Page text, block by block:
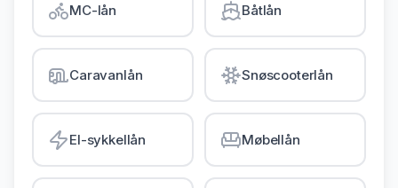
Gjeldsordning
Inkassohjelp
LÅN & KREDITT
Smålån
Lån uten sikkerhet
Kredittkort
MC-lån Båtlån
Caravanlån Snøscooterlån
El-sykkellån Møbellån